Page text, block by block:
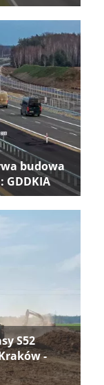
budowa
GDDKIA
S52
-